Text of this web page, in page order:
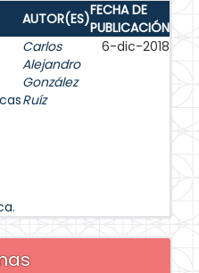
AUTOR(ES)FECHA DE
PUBLICACIÓN
Carlos
Alejandro
González
Ruíz
6-dic-2018